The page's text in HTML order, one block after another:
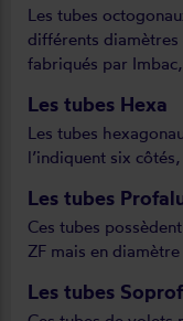
Les tubes
différents
fabriqués par
Les tubes Hexa
Les tubes
l’indiquent six
Les tubes
Ces tubes
ZF mais en
Les tubes